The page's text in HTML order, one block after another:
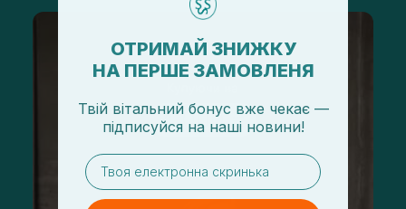
ОТРИМАЙ ЗНИЖКУ
НА ПЕРШЕ ЗАМОВЛЕНЯ
Твій вітальний бонус вже чекає —
підписуйся на наші новини!
email